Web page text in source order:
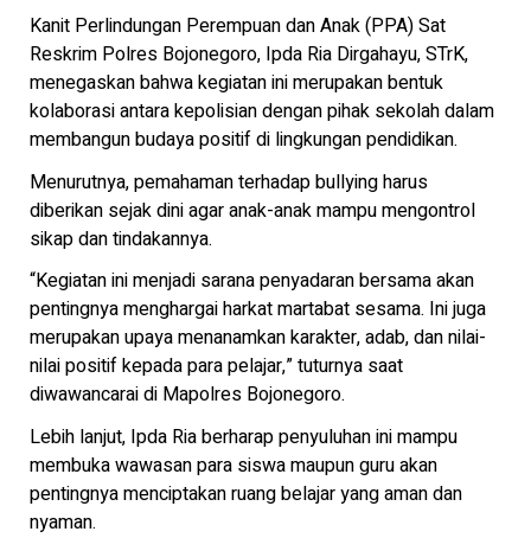
Kanit Perlindungan Perempuan dan Anak (PPA) Sat
Reskrim Polres Bojonegoro, Ipda Ria Dirgahayu, STrK,
menegaskan bahwa kegiatan ini merupakan bentuk
kolaborasi antara kepolisian dengan pihak sekolah dalam
membangun budaya positif di lingkungan pendidikan.
Menurutnya, pemahaman terhadap bullying harus
diberikan sejak dini agar anak-anak mampu mengontrol
sikap dan tindakannya.
“Kegiatan ini menjadi sarana penyadaran bersama akan
pentingnya menghargai harkat martabat sesama. Ini juga
merupakan upaya menanamkan karakter, adab, dan nilai-
nilai positif kepada para pelajar,” tuturnya saat
diwawancarai di Mapolres Bojonegoro.
Lebih lanjut, Ipda Ria berharap penyuluhan ini mampu
membuka wawasan para siswa maupun guru akan
pentingnya menciptakan ruang belajar yang aman dan
nyaman.